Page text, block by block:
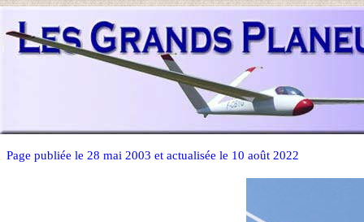
Page publiée le 28 mai 2003 et actualisée le 10 août 2022